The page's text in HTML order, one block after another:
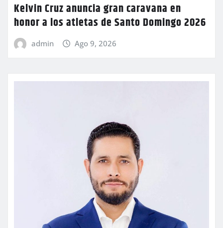
Kelvin Cruz anuncia gran caravana en
honor a los atletas de Santo Domingo 2026
admin Ago 9, 2026